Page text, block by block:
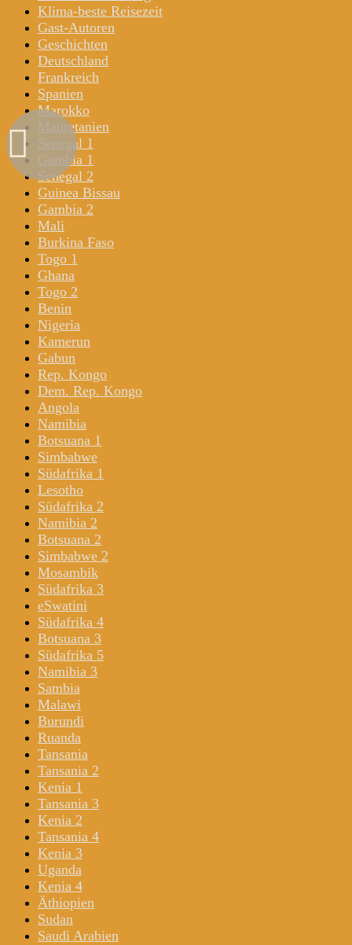
Klima-beste Reisezeit
Gast-Autoren
Geschichten
Deutschland
Frankreich
Spanien
Marokko
Mauretanien
Senegal 1
Gambia 1
Senegal 2
Guinea Bissau
Gambia 2
Mali
Burkina Faso
Togo 1
Ghana
Togo 2
Benin
Nigeria
Kamerun
Gabun
Rep. Kongo
Dem. Rep. Kongo
Angola
Namibia
Botsuana 1
Simbabwe
Südafrika 1
Lesotho
Südafrika 2
Namibia 2
Botsuana 2
Simbabwe 2
Mosambik
Südafrika 3
eSwatini
Südafrika 4
Botsuana 3
Südafrika 5
Namibia 3
Sambia
Malawi
Burundi
Ruanda
Tansania
Tansania 2
Kenia 1
Tansania 3
Kenia 2
Tansania 4
Kenia 3
Uganda
Kenia 4
Äthiopien
Sudan
Saudi Arabien